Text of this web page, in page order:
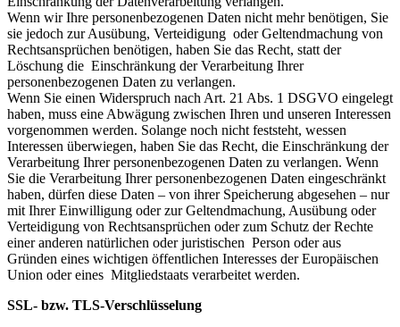
Wenn wir Ihre personenbezogenen Daten nicht mehr benötigen, Sie
sie jedoch zur Ausübung, Verteidigung oder Geltendmachung von
Rechtsansprüchen benötigen, haben Sie das Recht, statt der
Löschung die Einschränkung der Verarbeitung Ihrer
personenbezogenen Daten zu verlangen.
Wenn Sie einen Widerspruch nach Art. 21 Abs. 1 DSGVO eingelegt
haben, muss eine Abwägung zwischen Ihren und unseren Interessen
vorgenommen werden. Solange noch nicht feststeht, wessen
Interessen überwiegen, haben Sie das Recht, die Einschränkung der
Verarbeitung Ihrer personenbezogenen Daten zu verlangen. Wenn
Sie die Verarbeitung Ihrer personenbezogenen Daten eingeschränkt
haben, dürfen diese Daten – von ihrer Speicherung abgesehen – nur
mit Ihrer Einwilligung oder zur Geltendmachung, Ausübung oder
Verteidigung von Rechtsansprüchen oder zum Schutz der Rechte
einer anderen natürlichen oder juristischen Person oder aus
Gründen eines wichtigen öffentlichen Interesses der Europäischen
Union oder eines Mitgliedstaats verarbeitet werden.
SSL- bzw. TLS-Verschlüsselung